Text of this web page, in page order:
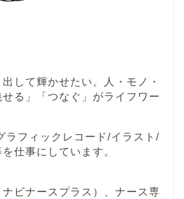
して輝かせたい。人・モノ・
る」「つなぐ」がライフワー
ラフィックレコード/イラスト/
仕事にしています。
ビナースプラス）、ナース専